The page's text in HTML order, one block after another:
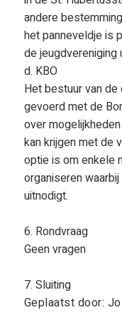
andere
het panneveldje is
de
d. KBO
Het bestuur van
gevoerd met de
over
kan krijgen met de
optie is om enkele
organiseren
uitnodigt.
6. Rondvraag
Geen vragen
7. Sluiting
Geplaatst door: